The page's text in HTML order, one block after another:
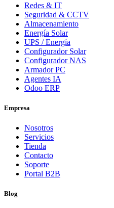
Redes & IT
Seguridad & CCTV
Almacenamiento
Energía Solar
UPS / Energía
Configurador Solar
Configurador NAS
Armador PC
Agentes IA
Odoo ERP
Empresa
Nosotros
Servicios
Tienda
Contacto
Soporte
Portal B2B
Blog